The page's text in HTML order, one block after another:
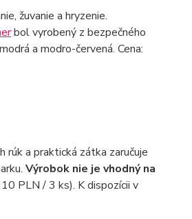
žuvanie a hryzenie.
bol vyrobený z bezpečného
a modro-červená. Cena:
a praktická zátka zaručuje
Výrobok nie je vhodný na
PLN / 3 ks). K dispozícii v